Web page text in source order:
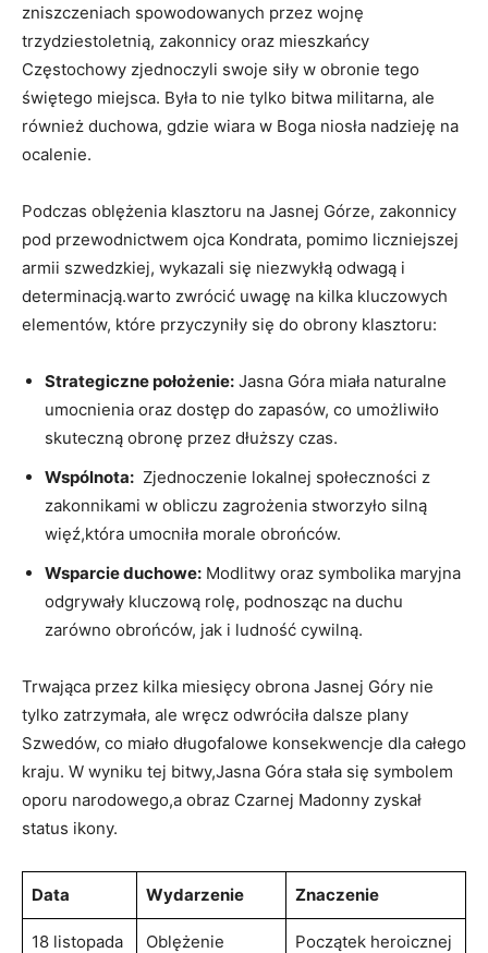
zniszczeniach spowodowanych przez wojnę
trzydziestoletnią, zakonnicy oraz mieszkańcy
Częstochowy zjednoczyli swoje siły w⁢ obronie tego
świętego miejsca.⁢ Była to nie tylko bitwa ⁣militarna, ale
również duchowa, ‌gdzie wiara w Boga niosła nadzieję na
ocalenie.
Podczas oblężenia klasztoru na Jasnej Górze, zakonnicy
pod przewodnictwem‌ ojca Kondrata, pomimo liczniejszej
armii szwedzkiej, ⁤wykazali się niezwykłą odwagą i
determinacją.warto zwrócić uwagę ⁣na kilka kluczowych
elementów, które przyczyniły się do obrony klasztoru:
Strategiczne położenie: ​Jasna Góra miała naturalne
umocnienia oraz dostęp do zapasów, co umożliwiło
skuteczną obronę przez dłuższy czas.
Wspólnota: ⁢ Zjednoczenie lokalnej społeczności z
zakonnikami w obliczu zagrożenia stworzyło silną
więź,która umocniła ‍morale obrońców.
Wsparcie duchowe: Modlitwy‍ oraz symbolika maryjna
odgrywały kluczową rolę, podnosząc na​ duchu
zarówno obrońców,​ jak i ludność cywilną.
Trwająca przez kilka miesięcy obrona Jasnej ‍Góry nie
tylko zatrzymała, ale ‌wręcz⁢ odwróciła dalsze plany
Szwedów, co⁣ miało długofalowe konsekwencje dla całego
⁤kraju. W wyniku tej bitwy,Jasna Góra stała się symbolem
oporu narodowego,a obraz Czarnej Madonny zyskał
status ikony.
Data Wydarzenie Znaczenie
18 listopada
Oblężenie⁤
Początek heroicznej